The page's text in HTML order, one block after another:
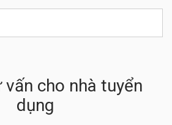
cho nhà tuyển
dụng